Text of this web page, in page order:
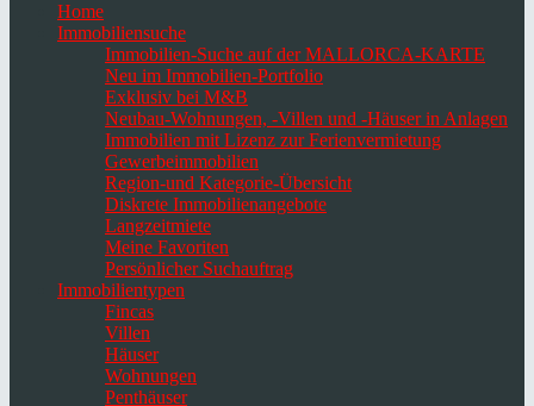
Home
Immobiliensuche
Immobilien-Suche auf der MALLORCA-KARTE
Neu im Immobilien-Portfolio
Exklusiv bei M&B
Neubau-Wohnungen, -Villen und -Häuser in Anlagen
Immobilien mit Lizenz zur Ferienvermietung
Gewerbeimmobilien
Region-und Kategorie-Übersicht
Diskrete Immobilienangebote
Langzeitmiete
Meine Favoriten
Persönlicher Suchauftrag
Immobilientypen
Fincas
Villen
Häuser
Wohnungen
Penthäuser